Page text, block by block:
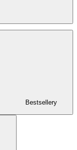
Bestsellery